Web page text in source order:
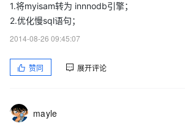
1.将myisam转为 innnodb引擎；
2.优化慢sql语句；
2014-08-26 09:45:07
赞同 展开评论
mayle